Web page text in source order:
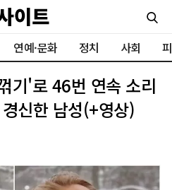
연예·문화 정치 사회
기'로 46번 연속 소리
신한 남성(+영상)